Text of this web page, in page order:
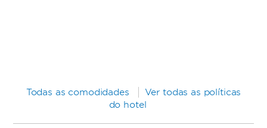
Todas as comodidades
Ver todas as políticas
do hotel